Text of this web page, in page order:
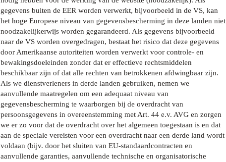
gegevens buiten de EER worden verwerkt, bijvoorbeeld in de VS, kan
het hoge Europese niveau van gegevensbescherming in deze landen niet
noodzakelijkerwijs worden gegarandeerd. Als gegevens bijvoorbeeld
naar de VS worden overgedragen, bestaat het risico dat deze gegevens
door Amerikaanse autoriteiten worden verwerkt voor controle- en
bewakingsdoeleinden zonder dat er effectieve rechtsmiddelen
beschikbaar zijn of dat alle rechten van betrokkenen afdwingbaar zijn.
Als we dienstverleners in derde landen gebruiken, nemen we
aanvullende maatregelen om een adequaat niveau van
gegevensbescherming te waarborgen bij de overdracht van
persoonsgegevens in overeenstemming met Art. 44 e.v. AVG en zorgen
we er zo voor dat de overdracht over het algemeen toegestaan is en dat
aan de speciale vereisten voor een overdracht naar een derde land wordt
voldaan (bijv. door het sluiten van EU-standaardcontracten en
aanvullende garanties, aanvullende technische en organisatorische